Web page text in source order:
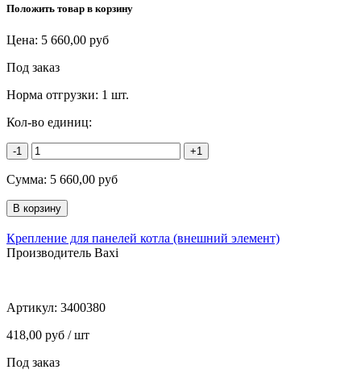
Положить товар в корзину
Цена: 5 660,00 руб
Под заказ
Норма отгрузки: 1 шт.
Кол-во единиц:
-1 +1
Сумма: 5 660,00 руб
Крепление для панелей котла (внешний элемент)
Производитель Baxi
Артикул: 3400380
418,00 руб / шт
Под заказ